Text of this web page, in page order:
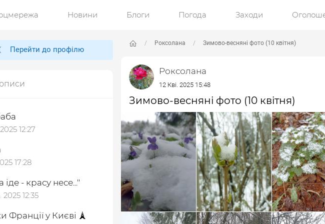
Новини Блоги Погода Заходи
Перейти до профілю
12:27
17:28
іде - красу несе...″
12:35
Франції у Києві 🗼
Роксолана Зимово-весняні фото (10 квітня)
Роксолана
12 Кві. 2025 15:48
Зимово-весняні фото (10 квітня)